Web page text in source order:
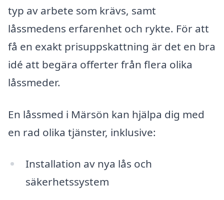
typ av arbete som krävs, samt
låssmedens erfarenhet och rykte. För att
få en exakt prisuppskattning är det en bra
idé att begära offerter från flera olika
låssmeder.
En låssmed i Märsön kan hjälpa dig med
en rad olika tjänster, inklusive:
Installation av nya lås och
säkerhetssystem